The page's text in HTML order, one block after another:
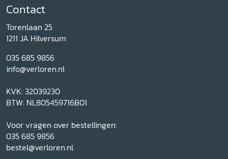
Contact
Torenlaan 25
1211 JA Hilversum
035 685 9856
info@verloren.nl
KVK: 32039230
BTW: NL805459716B01
Voor vragen over bestellingen:
035 685 9856
bestel@verloren.nl